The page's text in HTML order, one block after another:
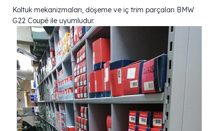
Koltuk mekanizmaları, döşeme ve iç trim parçaları BMW
G22 Coupé ile uyumludur.